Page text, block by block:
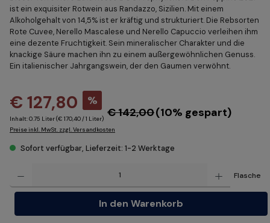
ist ein exquisiter Rotwein aus Randazzo, Sizilien. Mit einem
Alkoholgehalt von 14,5% ist er kräftig und strukturiert. Die Rebsorten
Rote Cuvee, Nerello Mascalese und Nerello Capuccio verleihen ihm
eine dezente Fruchtigkeit. Sein mineralischer Charakter und die
knackige Säure machen ihn zu einem außergewöhnlichen Genuss.
Ein italienischer Jahrgangswein, der den Gaumen verwöhnt.
€ 127,80
%
€ 142,00(10% gespart)
Inhalt:0.75 Liter(€ 170,40 / 1 Liter)
Preise inkl. MwSt. zzgl. Versandkosten
Sofort verfügbar, Lieferzeit: 1-2 Werktage
Flasche
In den Warenkorb